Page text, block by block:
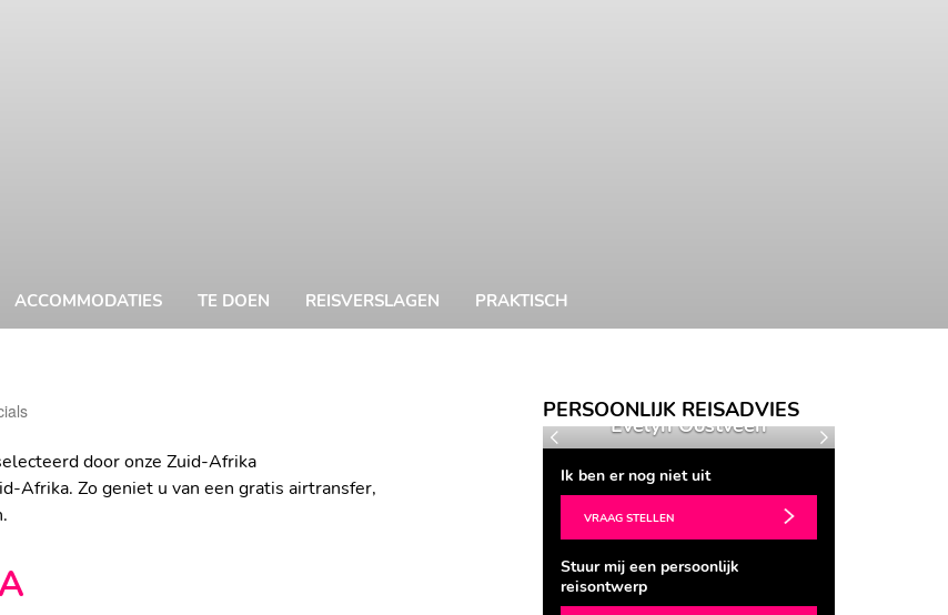
ACCOMMODATIES TE DOEN REISVERSLAGEN PRAKTISCH
door onze Zuid-Afrika
Afrika. Zo geniet u van een gratis airtransfer,
PERSOONLIJK REISADVIES
Evelyn Oostveen
Vorige Volgende
Ik ben er nog niet uit
VRAAG STELLEN
Stuur mij een persoonlijk
reisontwerp